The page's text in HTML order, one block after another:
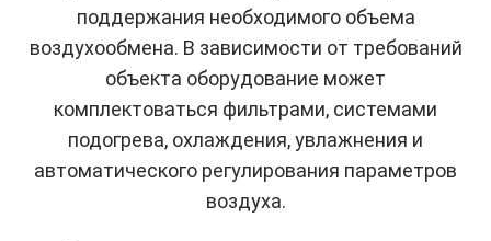
поддержания необходимого объема
воздухообмена. В зависимости от требований
объекта оборудование может
комплектоваться фильтрами, системами
подогрева, охлаждения, увлажнения и
автоматического регулирования параметров
воздуха.